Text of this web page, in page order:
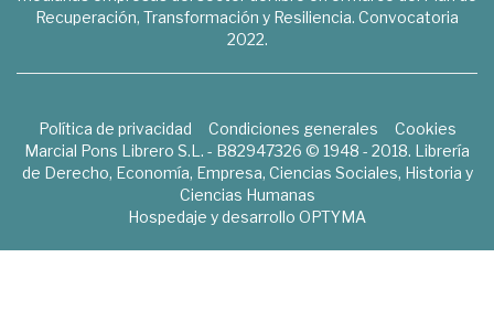
Recuperación, Transformación y Resiliencia. Convocatoria
2022.
Política de privacidad Condiciones generales
Cookies
Marcial Pons Librero S.L. - B82947326 © 1948 - 2018. Librería
de Derecho, Economía, Empresa, Ciencias Sociales, Historia y
Ciencias Humanas
Hospedaje y desarrollo OPTYMA